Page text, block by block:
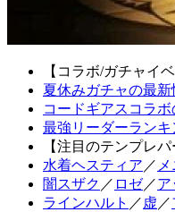
【コラボ/ガチャイ
夏休みガチャの最
コードギアスコラ
最強リーダーランキ
【注目のテンプレパ
水着ヘスティア ／
闇スザク ／ ロゼ／ア
ラインハルト ／ 虚 ／